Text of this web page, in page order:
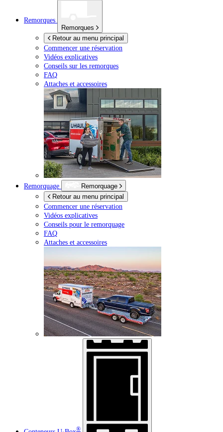
Remorques
Remorques
Retour au menu principal
Commencer une réservation
Vidéos explicatives
Conseils sur les remorques
FAQ
Attaches et accessoires
Remorquage
Remorquage
Retour au menu principal
Commencer une réservation
Vidéos explicatives
Conseils pour le remorquage
FAQ
Attaches et accessoires
®